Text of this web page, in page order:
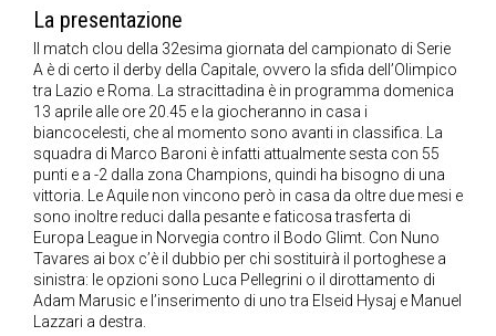
La presentazione
Il match clou della 32esima giornata del campionato di Serie
A è di certo il derby della Capitale, ovvero la sfida dell’Olimpico
tra Lazio e Roma. La stracittadina è in programma domenica
13 aprile alle ore 20.45 e la giocheranno in casa i
biancocelesti, che al momento sono avanti in classifica. La
squadra di Marco Baroni è infatti attualmente sesta con 55
punti e a -2 dalla zona Champions, quindi ha bisogno di una
vittoria. Le Aquile non vincono però in casa da oltre due mesi e
sono inoltre reduci dalla pesante e faticosa trasferta di
Europa League in Norvegia contro il Bodo Glimt. Con Nuno
Tavares ai box c’è il dubbio per chi sostituirà il portoghese a
sinistra: le opzioni sono Luca Pellegrini o il dirottamento di
Adam Marusic e l’inserimento di uno tra Elseid Hysaj e Manuel
Lazzari a destra.